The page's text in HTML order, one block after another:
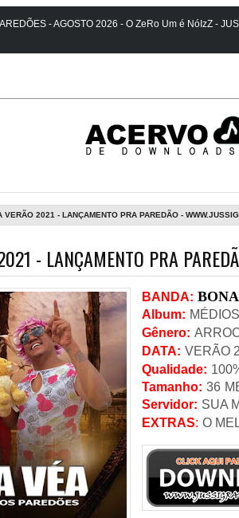
- AGOSTO 2026 - O ZeRo Um é NóIzZ -
- JUSSIGRAVACOES.com
VERÃO 2021 - LANÇAMENTO PRA PAREDÃO -
- LANÇAMENTO PRA
BANDA:
Album:
Gênero:
DATA: VERÃO
Qualidade:
Tamanho: 36
Servidor: SUA
EXTRAS: O